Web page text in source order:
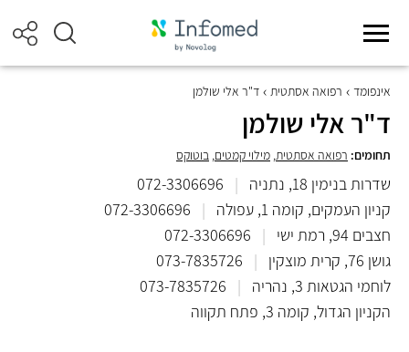
אינפומד רפואה אסתטית ד"ר אלי שולמן
ד"ר אלי שולמן
תחומים: רפואה אסתטית, מילוי קמטים, בוטוקס
שדרות בנימין 18, נתניה |
072-3306696
קניון העמקים, קומה 1, עפולה
|
072-3306696
חצבים 94, רמת ישי
|
072-3306696
גושן 76, קרית מוצקין
|
073-7835726
לוחמי הגטאות 3, נהריה
|
073-7835726
הקניון הגדול, קומה 3, פתח תקווה